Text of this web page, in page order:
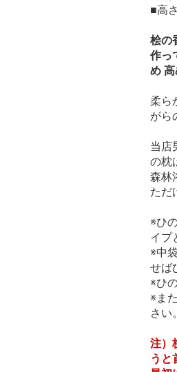
■高
桧の
作っ
め
柔ら
がら
当店
の枕
森林
ただ
※ひ
イプ
※中
せば
※ひ
※ま
さい。
注）
うと